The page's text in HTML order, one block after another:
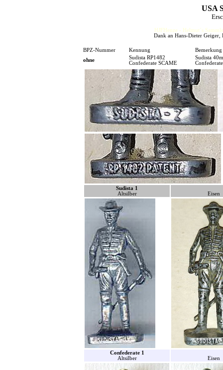
USA
HJFHenze - Helmut´s
Dank an Hans-Dieter
BPZ-Nummer Kennung
Bemerkung
ohne
Sudista RP1482
Confederate SCAME
Sudista
Sudista 1
Altsilber
Eisen
Confederate 1
Altsilber
Eisen